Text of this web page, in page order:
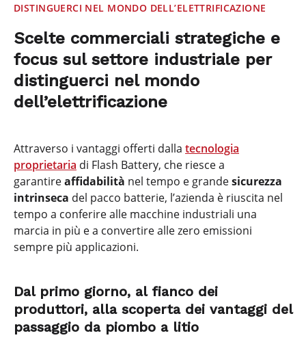
DISTINGUERCI NEL MONDO DELL’ELETTRIFICAZIONE
Scelte commerciali strategiche e
focus sul settore industriale per
distinguerci nel mondo
dell’elettrificazione
Attraverso i vantaggi offerti dalla tecnologia
proprietaria di Flash Battery, che riesce a
garantireaffidabilità nel tempo e grandesicurezza
intrinseca del pacco batterie, l’azienda è riuscita nel
tempo a conferire alle macchine industriali una
marcia in più e a convertire alle zero emissioni
sempre più applicazioni.
Dal primo giorno, al fianco dei
produttori, alla scoperta dei vantaggi del
passaggio da piombo a litio